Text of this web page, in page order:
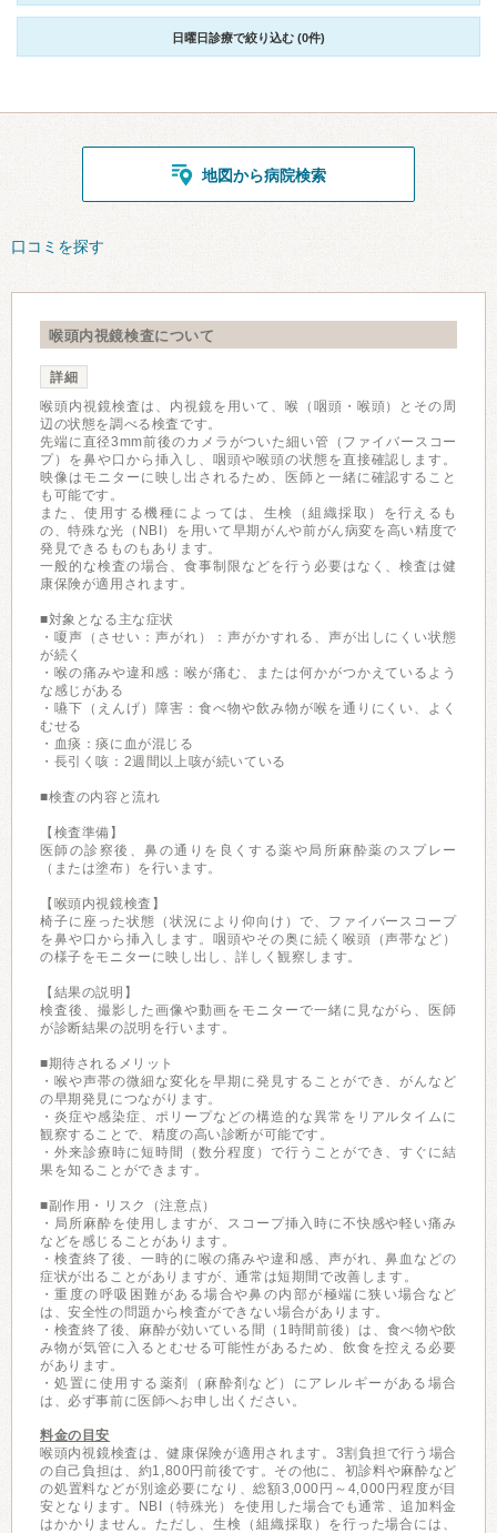
日曜日診療で絞り込む (0件)
地図から病院検索
口コミを探す
喉頭内視鏡検査について
詳細
喉頭内視鏡検査は、内視鏡を用いて、喉（咽頭・喉頭）とその周
辺の状態を調べる検査です。
先端に直径3mm前後のカメラがついた細い管（ファイバースコー
プ）を鼻や口から挿入し、咽頭や喉頭の状態を直接確認します。
映像はモニターに映し出されるため、医師と一緒に確認すること
も可能です。
また、使用する機種によっては、生検（組織採取）を行えるも
の、特殊な光（NBI）を用いて早期がんや前がん病変を高い精度で
発見できるものもあります。
一般的な検査の場合、食事制限などを行う必要はなく、検査は健
康保険が適用されます。
■対象となる主な症状
・嗄声（させい：声がれ）：声がかすれる、声が出しにくい状態
が続く
・喉の痛みや違和感：喉が痛む、または何かがつかえているよう
な感じがある
・嚥下（えんげ）障害：食べ物や飲み物が喉を通りにくい、よく
むせる
・血痰：痰に血が混じる
・長引く咳：2週間以上咳が続いている
■検査の内容と流れ
【検査準備】
医師の診察後、鼻の通りを良くする薬や局所麻酔薬のスプレー
（または塗布）を行います。
【喉頭内視鏡検査】
椅子に座った状態（状況により仰向け）で、ファイバースコープ
を鼻や口から挿入します。咽頭やその奥に続く喉頭（声帯など）
の様子をモニターに映し出し、詳しく観察します。
【結果の説明】
検査後、撮影した画像や動画をモニターで一緒に見ながら、医師
が診断結果の説明を行います。
■期待されるメリット
・喉や声帯の微細な変化を早期に発見することができ、がんなど
の早期発見につながります。
・炎症や感染症、ポリープなどの構造的な異常をリアルタイムに
観察することで、精度の高い診断が可能です。
・外来診療時に短時間（数分程度）で行うことができ、すぐに結
果を知ることができます。
■副作用・リスク（注意点）
・局所麻酔を使用しますが、スコープ挿入時に不快感や軽い痛み
などを感じることがあります。
・検査終了後、一時的に喉の痛みや違和感、声がれ、鼻血などの
症状が出ることがありますが、通常は短期間で改善します。
・重度の呼吸困難がある場合や鼻の内部が極端に狭い場合など
は、安全性の問題から検査ができない場合があります。
・検査終了後、麻酔が効いている間（1時間前後）は、食べ物や飲
み物が気管に入るとむせる可能性があるため、飲食を控える必要
があります。
・処置に使用する薬剤（麻酔剤など）にアレルギーがある場合
は、必ず事前に医師へお申し出ください。
料金の目安
喉頭内視鏡検査は、健康保険が適用されます。3割負担で行う場合
の自己負担は、約1,800円前後です。その他に、初診料や麻酔など
の処置料などが別途必要になり、総額3,000円～4,000円程度が目
安となります。NBI（特殊光）を使用した場合でも通常、追加料金
はかかりません。ただし、生検（組織採取）を行った場合には、